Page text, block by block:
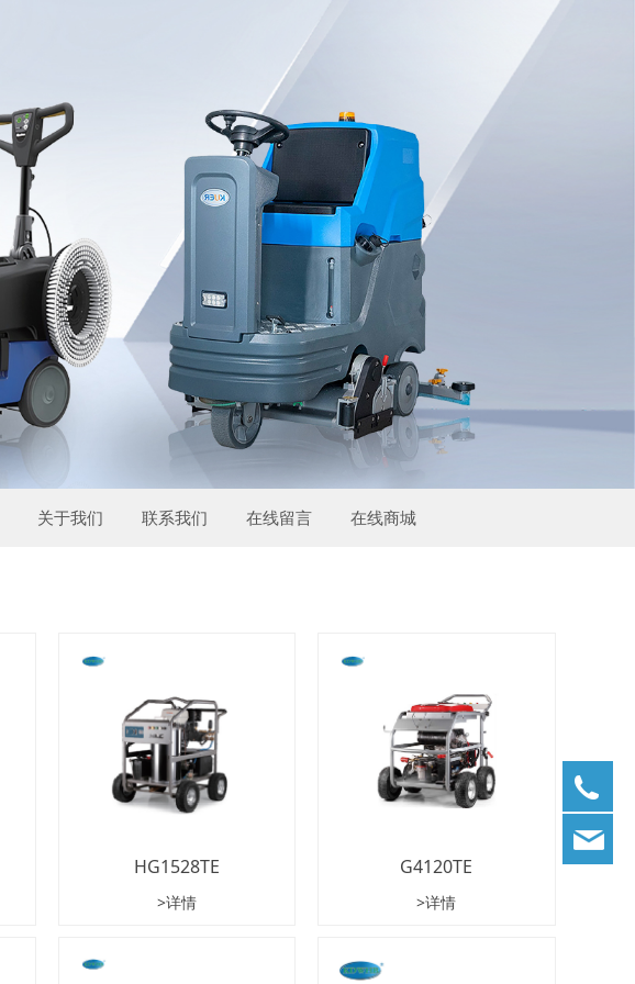
关于我们 联系我们 在线留言 在线商城
HG1528TE
>详情
G4120TE
>详情